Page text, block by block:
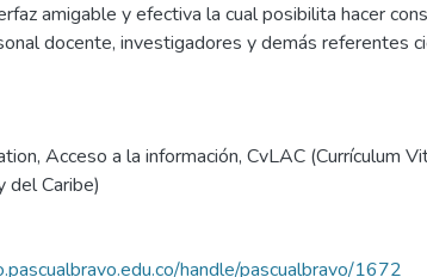
amigable y efectiva la cual posibilita hacer
docente, investigadores y demás referentes
, Acceso a la información, CvLAC (Currículum
del Caribe)
handle/pascualbravo/1672